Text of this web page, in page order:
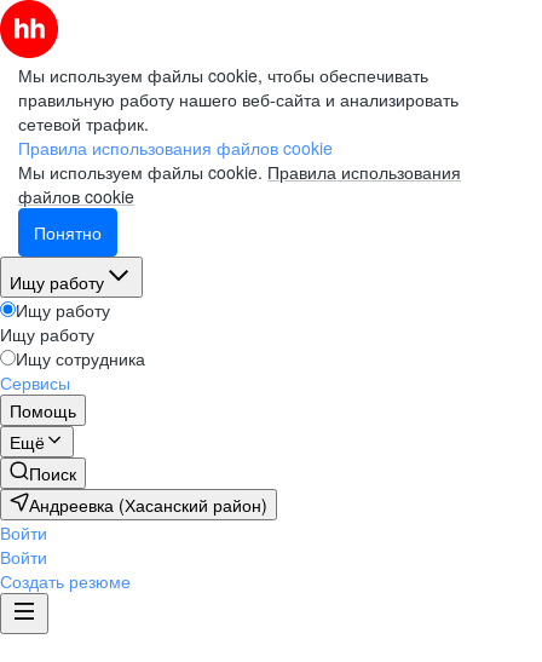
Мы используем файлы cookie, чтобы обеспечивать
правильную работу нашего веб-сайта и анализировать
сетевой трафик.
Правила использования файлов cookie
Мы используем файлы cookie. Правила использования
файлов cookie
Понятно
Ищу работу
Ищу работу
Ищу работу
Ищу сотрудника
Сервисы
Помощь
Ещё
Поиск
Андреевка (Хасанский район)
Войти
Войти
Создать резюме